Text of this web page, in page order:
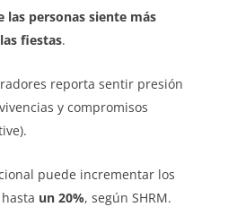
las personas siente más
fiestas.
reporta sentir presión
y compromisos
puede incrementar los
un 20%, según SHRM.